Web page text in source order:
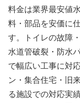
料金は業界最安値
料・部品を安価に
す。トイレの故障
水道管破裂・防水
で幅広い工事に対
ン・集合住宅・旧
る施設での対応実